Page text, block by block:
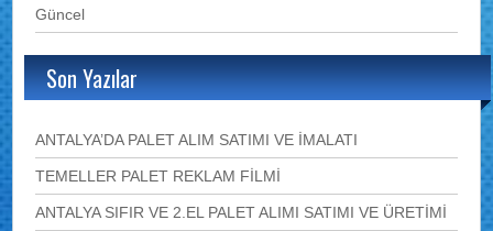
Güncel
Son Yazılar
ANTALYA’DA PALET ALIM SATIMI VE İMALATI
TEMELLER PALET REKLAM FİLMİ
ANTALYA SIFIR VE 2.EL PALET ALIMI SATIMI VE ÜRETİMİ